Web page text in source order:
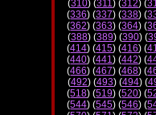
(310) (311) (312) (
(336) (337) (338) (
(362) (363) (364) (
(388) (389) (390) (
(414) (415) (416) (
(440) (441) (442) (
(466) (467) (468) (
(492) (493) (494) (
(518) (519) (520) (
(544) (545) (546) (